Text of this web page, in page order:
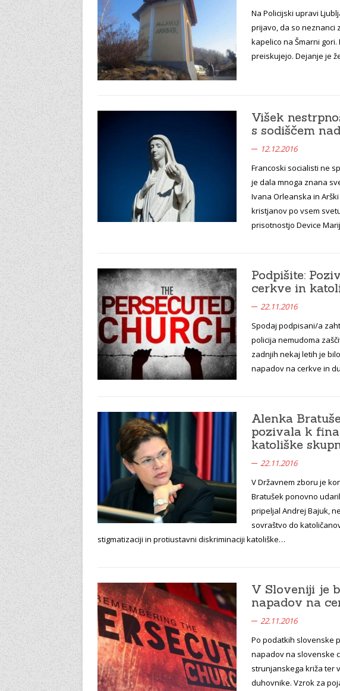
Na Policijski upravi
prijavo, da so neznanci
kapelico na Šmarni gori.
preiskujejo. Dejanje je
Višek
s sodiščem
12.12.2016
Francoski socialisti ne
je dala mnoga znana
Ivana Orleanska in
kristjanov po vsem
prisotnostjo Device
Podpišite:
cerkve in
22.11.2016
Spodaj podpisani/a
policija nemudoma
zadnjih nekaj letih je
napadov na cerkve in
Alenka
pozivala k
katoliške
22.11.2016
V Državnem zboru je
Bratušek ponovno
pripeljal Andrej Bajuk,
sovraštvo do
stigmatizaciji in protiustavni diskriminaciji katoliške…
V Sloveniji je
napadov na
22.11.2016
Po podatkih slovenske
napadov na slovenske
strunjanskega križa ter
duhovnike. Vzrok za